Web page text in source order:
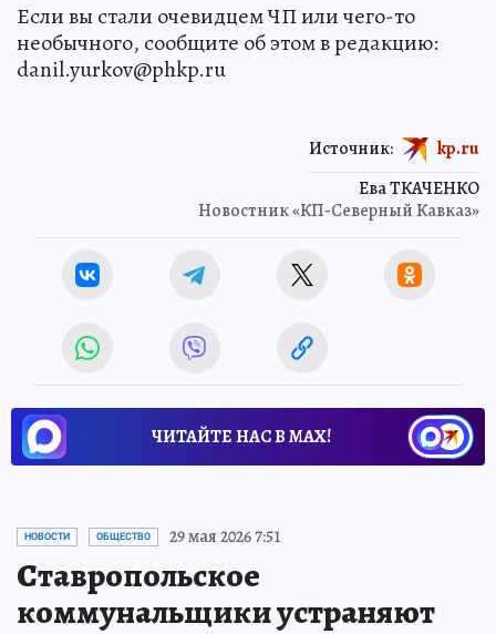
Если вы стали очевидцем ЧП или чего-то
необычного, сообщите об этом в редакцию:
danil.yurkov@phkp.ru
Ева ТКАЧЕНКО
Новостник «КП-Северный Кавказ»
Источник: kp.ru
ЧИТАЙТЕ НАС В МАХ!
НОВОСТИ ОБЩЕСТВО 29 мая 2026 7:51
Ставропольское
коммунальщики устраняют